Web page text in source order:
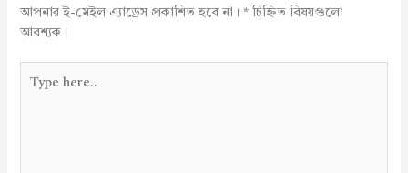
আপনার ই-মেইল এ্যাড্রেস প্রকাশিত হবে না। *চিহ্নিত বিষয়গুলো
আবশ্যক।
here..